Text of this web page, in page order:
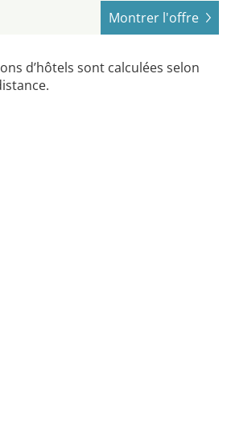
Montrer l'offre
d’hôtels sont calculées selon